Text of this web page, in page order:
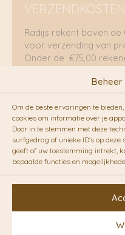
Beheer
Om de beste ervaringen te
cookies om informatie over je
Door in te stemmen met deze
surfgedrag of unieke ID's op
geeft of uw toestemming intrekt,
bepaalde functies en
VERZENDKOSTEN
Radijs rekent boven de
voor verzending van
Onder de €75,00
RADIJS werkt samen
vanFietskoeriers.nl.
10.00 uur besteld op
bezorgen zij soms nog
avonduren!
waar mogelijk ook